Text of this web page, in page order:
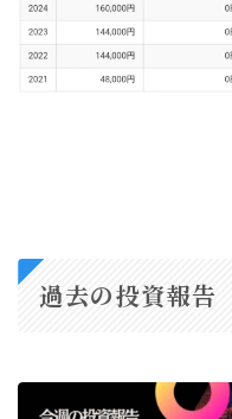
過去の投資報告